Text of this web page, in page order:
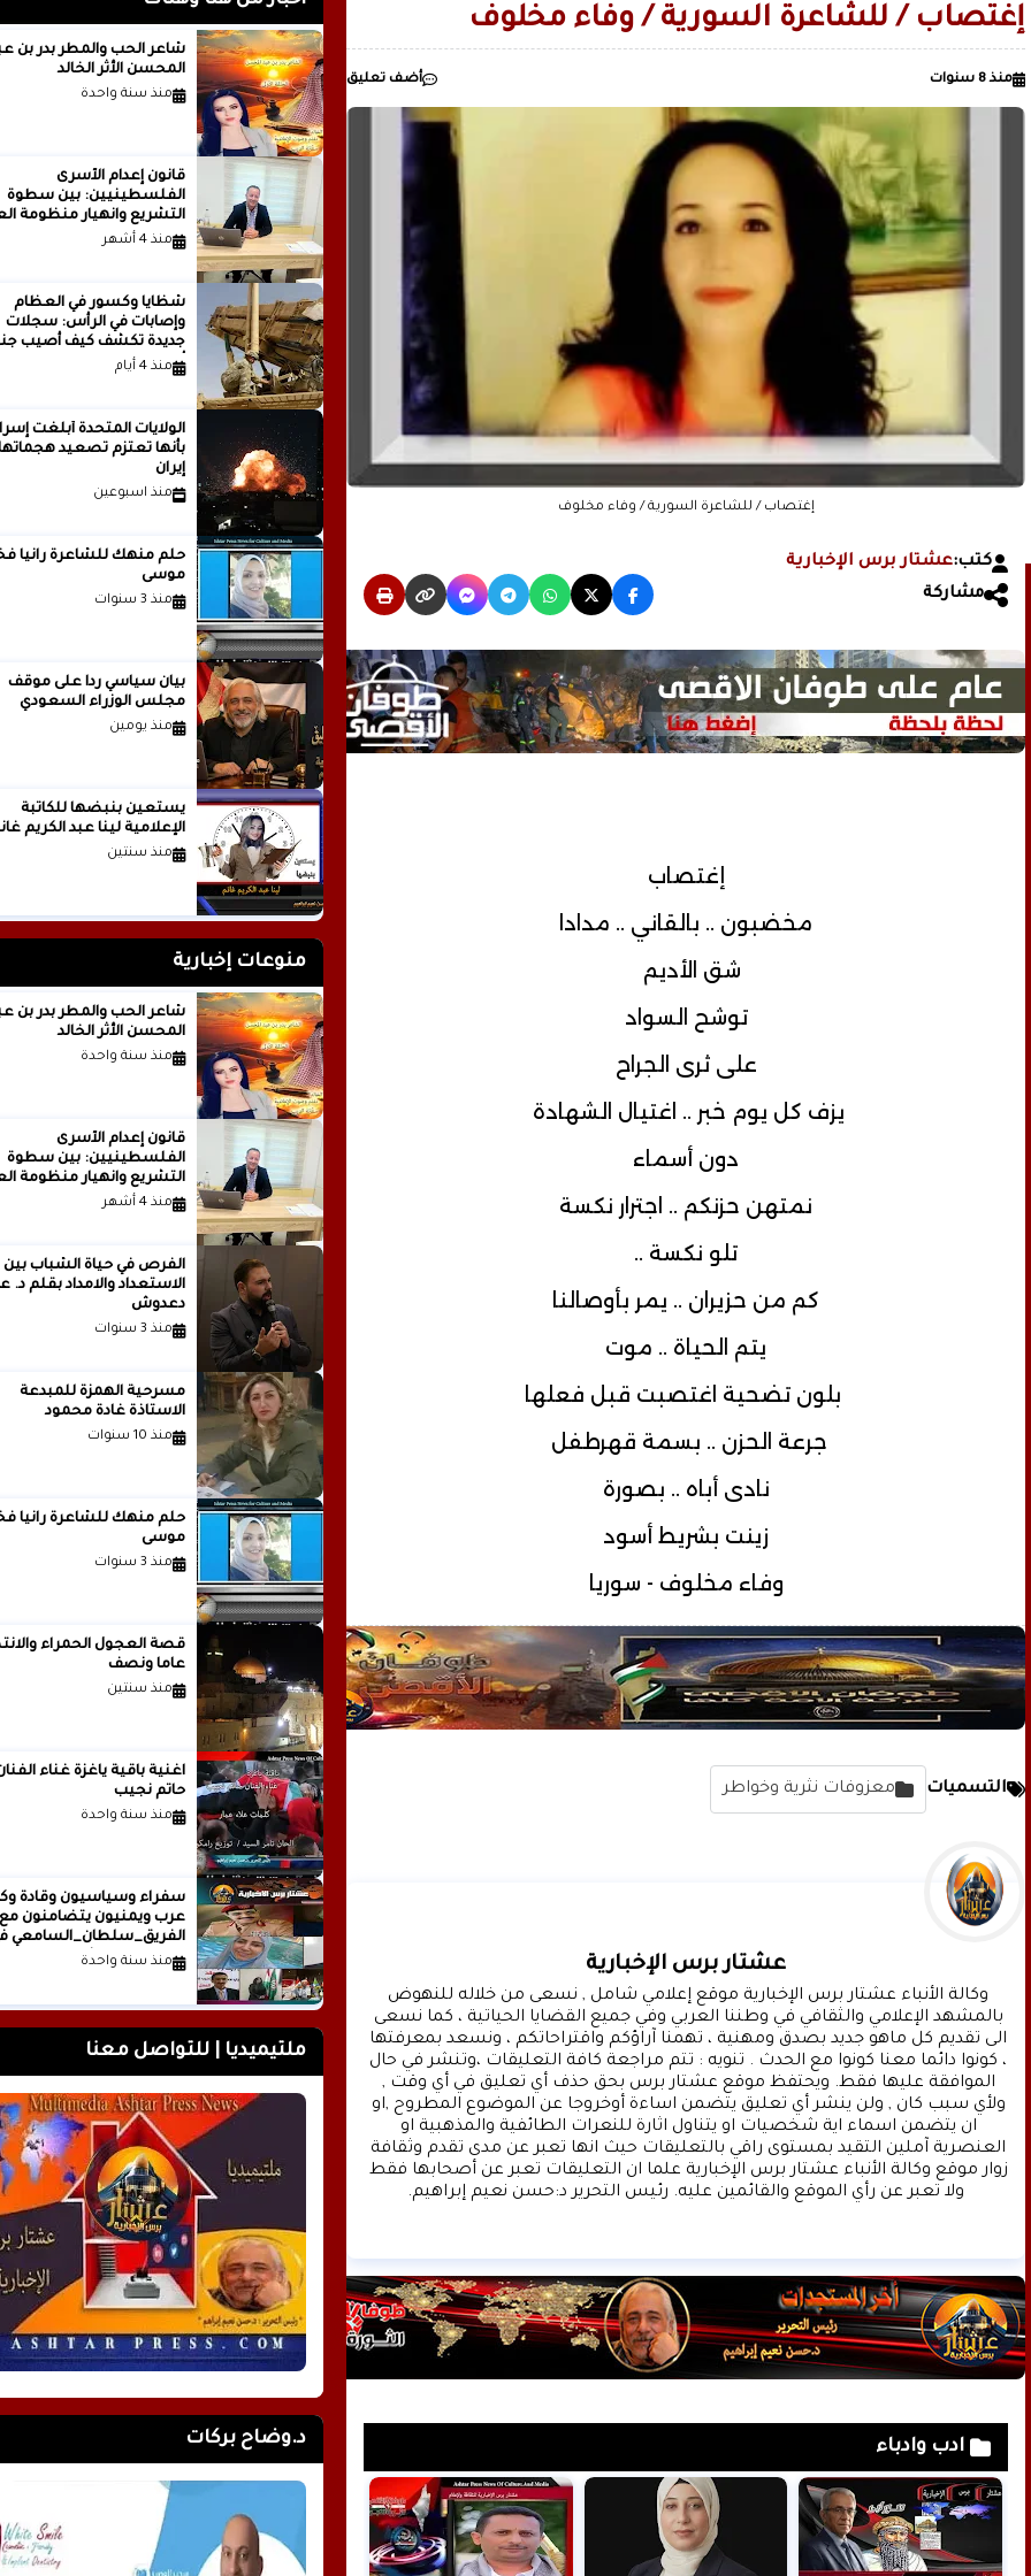
الاصطناعي في البحرين قليل من صنعاء القديمة.. لمن لا يعرف المدينة ..بقلم ..مصطفى عبدالملك
الصميدي| اليمن
زمن السيطرة على العقول قبل الميدان / بقلم عدنان عبدالله الجنيد
إغتصاب / للشاعرة السورية / وفاء مخلوف
منذ 8 سنوات أضف تعليق
إغتصاب / للشاعرة السورية / وفاء مخلوف
كتب:عشتار برس الإخبارية
مشاركة
إغتصاب
مخضبون .. بالقاني .. مدادا
شق الأديم
توشح السواد
على ثرى الجراح
يزف كل يوم خبر .. اغتيال الشهادة
دون أسماء
نمتهن حزنكم .. اجترار نكسة
تلو نكسة ..
كم من حزيران .. يمر بأوصالنا
يتم الحياة .. موت
بلون تضحية اغتصبت قبل فعلها
جرعة الحزن .. بسمة قهرطفل
نادى أباه .. بصورة
زينت بشريط أسود
وفاء مخلوف - سوريا
التسميات معزوفات نثرية وخواطر
عشتار برس الإخبارية
ولا تعبر عن رأي الموقع والقائمين عليه. رئيس التحرير د:حسن نعيم إبراهيم.
ادب وادباء
شاعر الحب والمطر بدر
المحسن الأثر الخالد
منذ سنة واحدة
قانون إعدام الأسرى
الفلسطينيين: بين سطوة
التشريع وانهيار منظومة
الدولية...بقلم الدكتور وسيم
منذ 4 أشهر
شظايا وكسور في العظام
وإصابات في الرأس: سجلات
جديدة تكشف كيف أصيب
أمريكيون في الحرب الإيرانية
منذ 4 أيام
الولايات المتحدة أبلغت
بأنها تعتزم تصعيد
إيران
منذ اسبوعين
حلم منهك للشاعرة
موسى
منذ 3 سنوات
بيان سياسي رداً على موقف
مجلس الوزراء السعودي
منذ يومين
يستعين بنبضها للكاتبة
الإعلامية لينا عبد الكريم غانم
منذ سنتين
منوعات إخبارية
شاعر الحب والمطر بدر
المحسن الأثر الخالد
منذ سنة واحدة
قانون إعدام الأسرى
الفلسطينيين: بين سطوة
التشريع وانهيار منظومة
الدولية...بقلم الدكتور وسيم
منذ 4 أشهر
الفرص في حياة الشباب بين
الاستعداد والامداد
دعدوش
منذ 3 سنوات
مسرحية الهمزة للمبدعة
الاستاذة غادة محمود
منذ 10 سنوات
حلم منهك للشاعرة
موسى
منذ 3 سنوات
قصة العجول الحمراء
عاما ونصف
منذ سنتين
اغنية باقية ياغزة غناء
حاتم نجيب
منذ سنة واحدة
سفراء وسياسيون وقادة
عرب ويمنيون يتضامنون مع
الفريق_سلطان_السامعي
وجه حملة التشويه.. تقرير
منذ سنة واحدة
ملتيميديا | للتواصل معنا
د.وضاح بركات